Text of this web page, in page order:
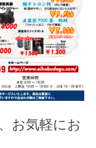
お気軽にお